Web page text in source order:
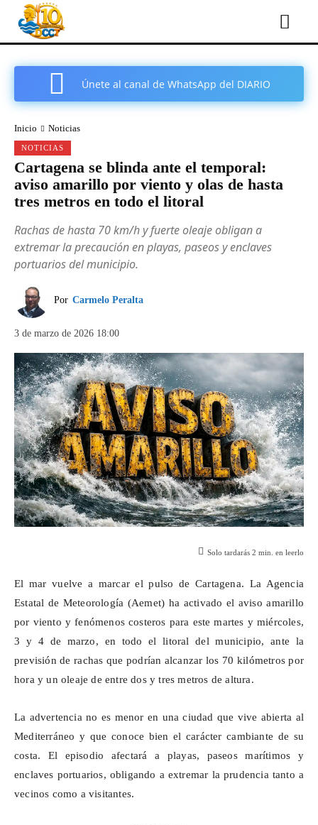
Únete al canal de WhatsApp del DIARIO
Inicio Noticias
NOTICIAS
Cartagena se blinda ante el temporal:
aviso amarillo por viento y olas de hasta
tres metros en todo el litoral
Rachas de hasta 70 km/h y fuerte oleaje obligan a
extremar la precaución en playas, paseos y enclaves
portuarios del municipio.
Por Carmelo Peralta
3 de marzo de 2026 18:00
Solo tardarás 2 min. en leerlo
El mar vuelve a marcar el pulso de Cartagena. La Agencia
Estatal de Meteorología (Aemet) ha activado el aviso amarillo
por viento y fenómenos costeros para este martes y miércoles,
3 y 4 de marzo, en todo el litoral del municipio, ante la
previsión de rachas que podrían alcanzar los 70 kilómetros por
hora y un oleaje de entre dos y tres metros de altura.
La advertencia no es menor en una ciudad que vive abierta al
Mediterráneo y que conoce bien el carácter cambiante de su
costa. El episodio afectará a playas, paseos marítimos y
enclaves portuarios, obligando a extremar la prudencia tanto a
vecinos como a visitantes.